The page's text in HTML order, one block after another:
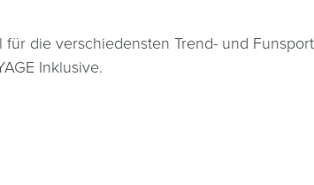
die verschiedensten Trend- und
Inklusive.